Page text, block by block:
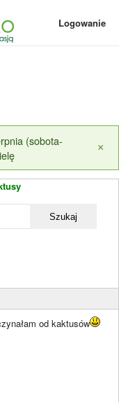
Logowanie
(sobota-
×
Szukaj
od kaktusów